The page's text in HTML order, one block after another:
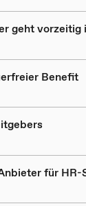
geht vorzeitig
Benefit
für